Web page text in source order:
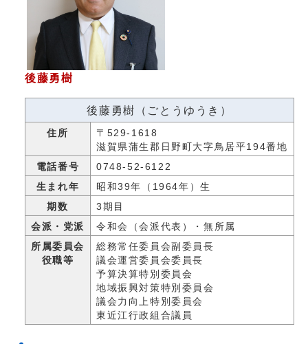
後藤勇樹
後藤勇樹（ごとうゆうき）
住所
〒529-1618
滋賀県蒲生郡日野町大字鳥居平194番地
電話番号
0748-52-6122
生まれ年
昭和39年（1964年）生
期数
3期目
会派・党派
令和会（会派代表）・無所属
所属委員会
役職等
総務常任委員会副委員長
議会運営委員会委員長
予算決算特別委員会
地域振興対策特別委員会
議会力向上特別委員会
東近江行政組合議員